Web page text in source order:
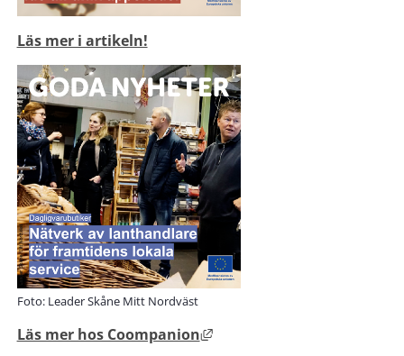
Läs mer i artikeln!
Foto: Leader Skåne Mitt Nordväst
Läs mer hos Coompanion Länk till annan webbplats,